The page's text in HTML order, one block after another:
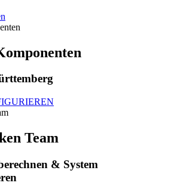
Team
& System